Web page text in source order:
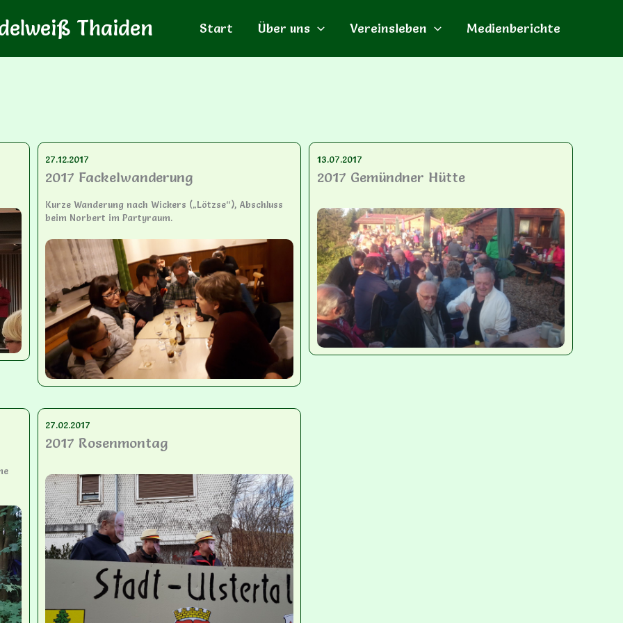
Thaiden Start Über uns Vereinsleben Medienberichte
27.12.2017
2017 Fackelwanderung
Kurze Wanderung nach Wickers („Lötzse“), Abschluss
beim Norbert im Partyraum.
13.07.2017
2017 Gemündner Hütte
27.02.2017
2017 Rosenmontag